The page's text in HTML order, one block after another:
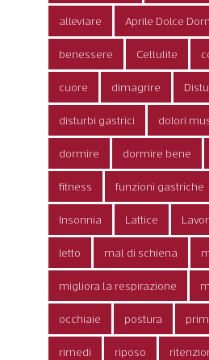
alleviare Aprile Dolce
benessere Cellulite
cuore dimagrire
disturbi gastrici dolori
dormire dormire bene
fitness funzioni gastriche
Insonnia Lattice
letto mal di schiena
migliora la respirazione
occhiaie postura
rimedi riposo